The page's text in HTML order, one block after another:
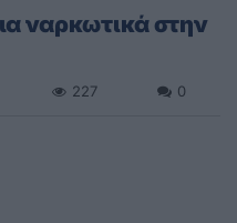
ναρκωτικά στην
227 0